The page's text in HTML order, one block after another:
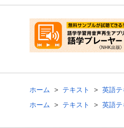
ホーム テキスト
英語テ
ホーム
テキスト 英語テ